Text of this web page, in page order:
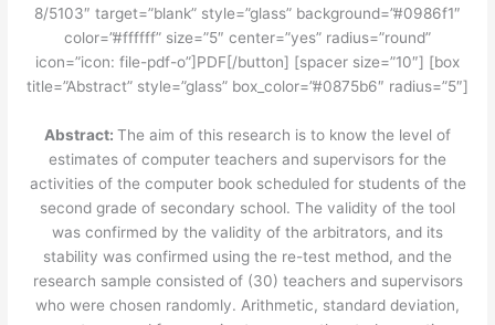
8/5103″ target=”blank” style=”glass” background=”#0986f1″
color=”#ffffff” size=”5″ center=”yes” radius=”round”
icon=”icon: file-pdf-o”]PDF[/button] [spacer size=”10″] [box
title=”Abstract” style=”glass” box_color=”#0875b6″ radius=”5″]
Abstract: The aim of this research is to know the level of
estimates of computer teachers and supervisors for the
activities of the computer book scheduled for students of the
second grade of secondary school. The validity of the tool
was confirmed by the validity of the arbitrators, and its
stability was confirmed using the re-test method, and the
research sample consisted of (30) teachers and supervisors
who were chosen randomly. Arithmetic, standard deviation,